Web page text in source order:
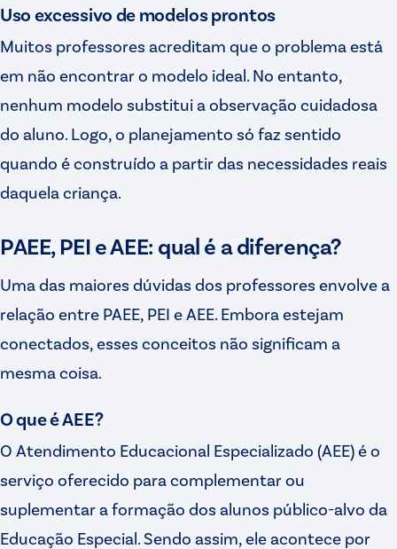
Uso excessivo de modelos prontos
Muitos professores acreditam que o problema está
em não encontrar o modelo ideal. No entanto,
nenhum modelo substitui a observação cuidadosa
do aluno. Logo, o planejamento só faz sentido
quando é construído a partir das necessidades reais
daquela criança.
PAEE, PEI e AEE: qual é a diferença?
Uma das maiores dúvidas dos professores envolve a
relação entre PAEE, PEI e AEE. Embora estejam
conectados, esses conceitos não significam a
mesma coisa.
O que é AEE?
O Atendimento Educacional Especializado (AEE) é o
serviço oferecido para complementar ou
suplementar a formação dos alunos público-alvo da
Educação Especial. Sendo assim, ele acontece por